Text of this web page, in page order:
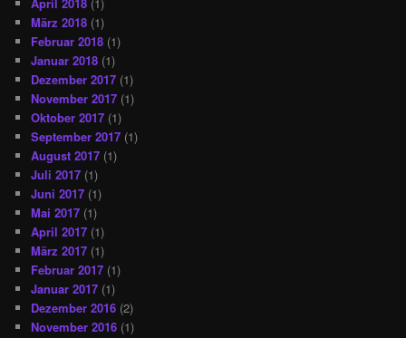
März 2018 (1)
Februar 2018 (1)
Januar 2018 (1)
Dezember 2017 (1)
November 2017 (1)
Oktober 2017 (1)
September 2017 (1)
August 2017 (1)
Juli 2017 (1)
Juni 2017 (1)
Mai 2017 (1)
April 2017 (1)
März 2017 (1)
Februar 2017 (1)
Januar 2017 (1)
Dezember 2016 (2)
November 2016 (1)